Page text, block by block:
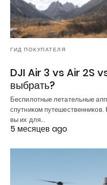
ГИД ПОКУПАТЕЛЯ
DJI Air 3 vs Air 2S
выбрать?
Беспилотные летательные
спутником путешественников.
вы их для…
5 месяцев ago